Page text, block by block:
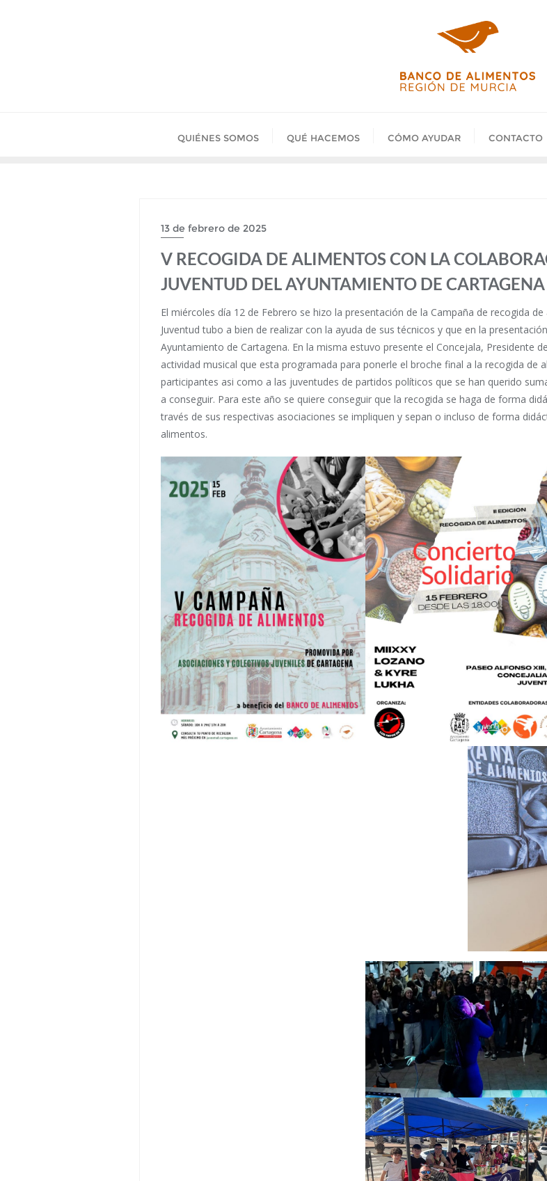
QUIÉNES SOMOS QUÉ HACEMOS CÓMO AYUDAR CONTACTO
13 de febrero de 2025
V RECOGIDA DE ALIMENTOS CON LA
JUVENTUD DEL AYUNTAMIENTO DE CARTAGENA
El miércoles día 12 de Febrero se hizo la presentación de la Campaña de recogida
Juventud tubo a bien de realizar con la ayuda de sus técnicos y que en la
Ayuntamiento de Cartagena. En la misma estuvo presente el Concejala, Presidente
actividad musical que esta programada para ponerle el broche final a la recogida de
participantes asi como a las juventudes de partidos políticos que se han querido
a conseguir. Para este año se quiere conseguir que la recogida se haga de forma
través de sus respectivas asociaciones se impliquen y sepan o incluso de forma
alimentos.